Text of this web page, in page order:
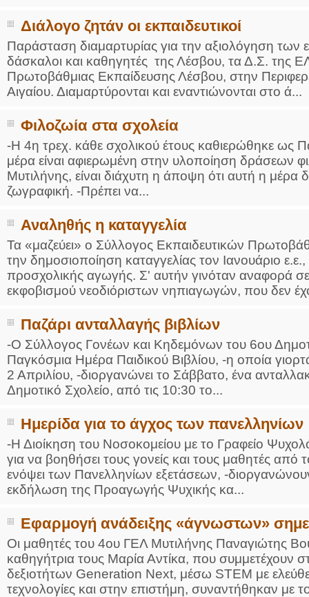
Διάλογο ζητάν οι εκπαιδευτικοί
Παράσταση διαμαρτυρίας για την αξιολόγηση των
δάσκαλοι και καθηγητές της Λέσβου, τα Δ.Σ. της
Πρωτοβάθμιας Εκπαίδευσης Λέσβου, στην
Αιγαίου. Διαμαρτύρονται και εναντιώνονται στο ά...
Φιλοζωία στα σχολεία
-H 4η τρεχ. κάθε σχολικού έτους καθιερώθηκε ως
μέρα είναι αφιερωμένη στην υλοποίηση δράσεων
Μυτιλήνης, είναι διάχυτη η άποψη ότι αυτή η μέρα
ζωγραφική. -Πρέπει να...
Αναληθής η καταγγελία
Τα «μαζεύει» ο Σύλλογος Εκπαιδευτικών
την δημοσιοποίηση καταγγελίας τον Ιανουάριο
προσχολικής αγωγής. Σ' αυτήν γινόταν αναφορά
εκφοβισμού νεοδιόριστων νηπιαγωγών, που δεν
Παζάρι ανταλλαγής βιβλίων
-Ο Σύλλογος Γονέων και Κηδεμόνων του 6ου
Παγκόσμια Ημέρα Παιδικού Βιβλίου, -η οποία
2 Απριλίου, -διοργανώνει το Σάββατο, ένα
Δημοτικό Σχολείο, από τις 10:30 το...
Ημερίδα για το άγχος των πανελληνίων
-Η Διοίκηση του Νοσοκομείου με το Γραφείο
για να βοηθήσει τους γονείς και τους μαθητές
ενόψει των Πανελληνίων εξετάσεων, -
εκδήλωση της Προαγωγής Ψυχικής κα...
Εφαρμογή ανάδειξης «άγνωστων»
Οι μαθητές του 4ου ΓΕΛ Μυτιλήνης Παναγιώτης
καθηγήτρια τους Μαρία Αντίκα, που συμμετέχουν
δεξιοτήτων Generation Next, μέσω STEM με
τεχνολογίες και στην επιστήμη, συναντήθηκαν με